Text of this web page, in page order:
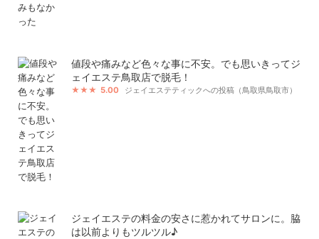
値段や痛みなど色々な事に不安。でも思いきってジ
ェイエステ鳥取店で脱毛！
5.00 ジェイエステティックへの投稿（鳥取県鳥取市）
ジェイエステの料金の安さに惹かれてサロンに。脇
は以前よりもツルツル♪